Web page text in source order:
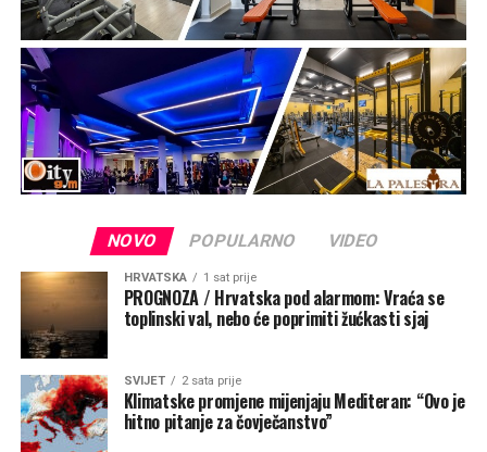
NOVO POPULARNO VIDEO
HRVATSKA 1 sat prije
PROGNOZA / Hrvatska pod alarmom: Vraća se
toplinski val, nebo će poprimiti žućkasti sjaj
SVIJET 2 sata prije
Klimatske promjene mijenjaju Mediteran: “Ovo je
hitno pitanje za čovječanstvo”